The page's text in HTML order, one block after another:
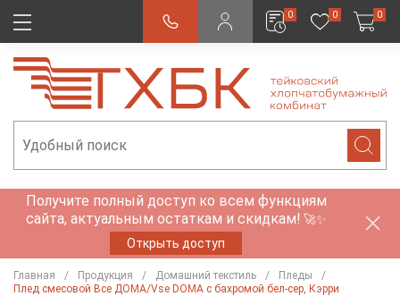
0 0 0
Получите полный доступ ко всем функциям
сайта, актуальным остаткам и скидкам! 🚀✨
Открыть доступ
Главная Продукция Домашний текстиль
Пледы
Плед смесовой Все ДOMA/Vse DOMA с бахромой бел-сер, Кэрри